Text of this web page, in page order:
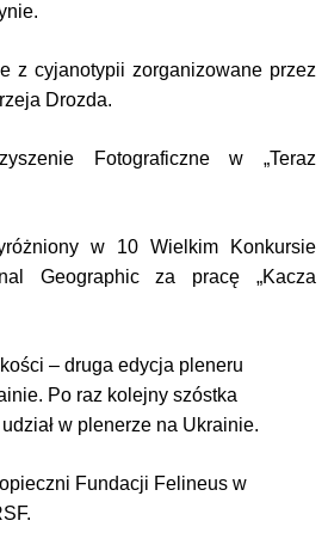
z cyjanotypii zorganizowane przez
Drozda.
Fotograficzne w „Teraz
w 10 Wielkim Konkursie
Geographic za pracę „Kacza
– druga edycja pleneru
Po raz kolejny szóstka
w plenerze na Ukrainie.
Fundacji Felineus w